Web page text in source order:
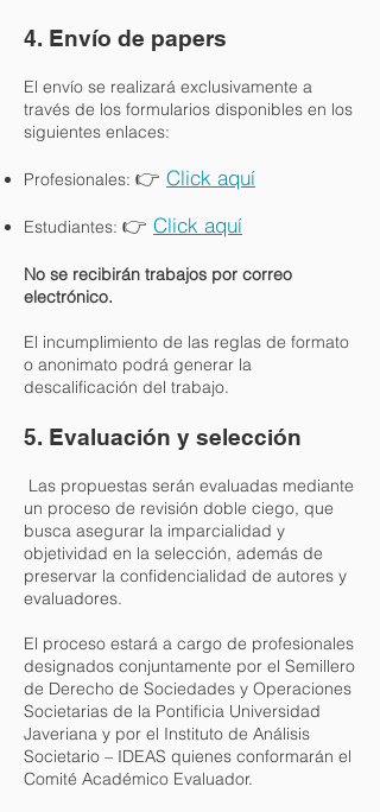
4. Envío de papers
El envío se realizará exclusivamente a
través de los formularios disponibles en los
siguientes enlaces:
Profesionales: 👉 Click aquí
Estudiantes: 👉 Click aquí
No se recibirán trabajos por correo
electrónico.
El incumplimiento de las reglas de formato
o anonimato podrá generar la
descalificación del trabajo.
5. Evaluación y selección
Las propuestas serán evaluadas mediante
un proceso de revisión doble ciego, que
busca asegurar la imparcialidad y
objetividad en la selección, además de
preservar la confidencialidad de autores y
evaluadores.
El proceso estará a cargo de profesionales
designados conjuntamente por el Semillero
de Derecho de Sociedades y Operaciones
Societarias de la Pontificia Universidad
Javeriana y por el Instituto de Análisis
Societario – IDEAS quienes conformarán el
Comité Académico Evaluador.